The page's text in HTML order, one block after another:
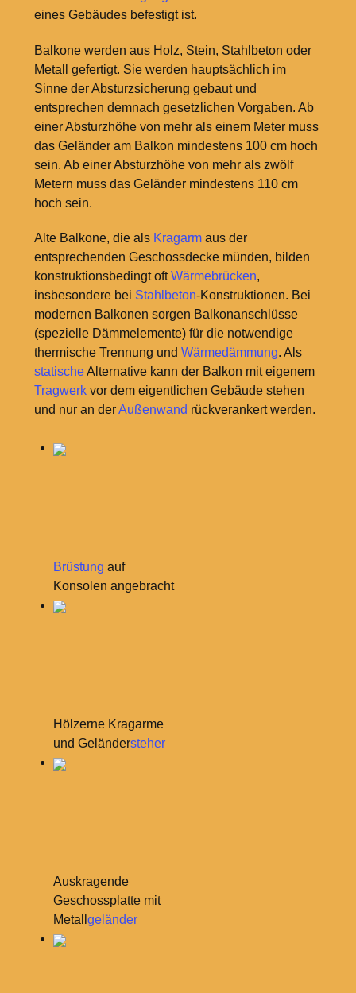
eines Gebäudes befestigt ist.
Balkone werden aus Holz, Stein, Stahlbeton oder
Metall gefertigt. Sie werden hauptsächlich im
Sinne der Absturzsicherung gebaut und
entsprechen demnach gesetzlichen Vorgaben. Ab
einer Absturzhöhe von mehr als einem Meter muss
das Geländer am Balkon mindestens 100 cm hoch
sein. Ab einer Absturzhöhe von mehr als zwölf
Metern muss das Geländer mindestens 110 cm
hoch sein.
Alte Balkone, die als Kragarmaus der
entsprechenden Geschossdecke münden, bilden
konstruktionsbedingt oftWärmebrücken,
insbesondere bei Stahlbeton-Konstruktionen. Bei
modernen Balkonen sorgen Balkonanschlüsse
(spezielle Dämmelemente) für die notwendige
thermische Trennung und Wärmedämmung. Als
statischeAlternative kann der Balkon mit eigenem
Tragwerkvor dem eigentlichen Gebäude stehen
und nur an derAußenwand rückverankert werden.
Brüstung auf
Konsolen angebracht
Hölzerne Kragarme
und Geländersteher
Auskragende
Geschossplatte mit
Metall geländer